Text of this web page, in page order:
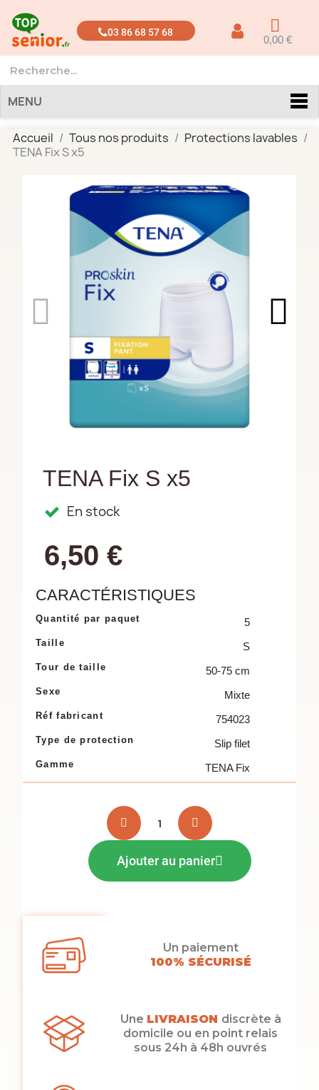
03 86 68 57 68
0,00 €
MENU
Accueil Tous nos produits
Protections lavables
TENA Fix S x5
TENA Fix S x5
En stock
6,50 €
CARACTÉRISTIQUES
Quantité par paquet 5
Taille S
Tour de taille 50-75 cm
Sexe Mixte
Réf fabricant 754023
Type de protection Slip filet
Gamme TENA Fix
Ajouter au panier
Un paiement
100% SÉCURISÉ
Une LIVRAISON discrète à
domicile ou en point relais
sous 24h à 48h ouvrés